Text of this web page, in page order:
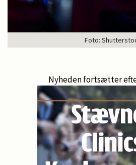
Foto:
Nyheden fortsætter